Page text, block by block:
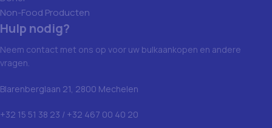
Non-Food Producten
Hulp nodig?
Neem contact met ons op voor uw bulkaankopen en andere
vragen.
Blarenberglaan 21, 2800 Mechelen
+32 15 51 38 23 / +32 467 00 40 20